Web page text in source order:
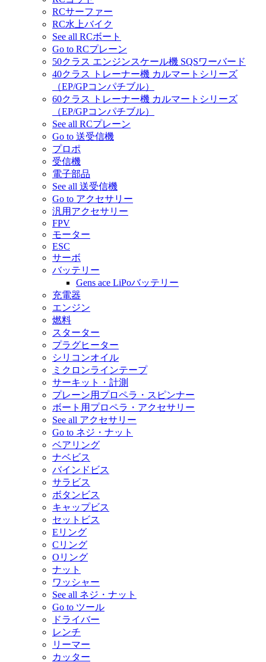
RCサーファー
RC水上バイク
See all RCボート
Go to RCプレーン
50クラス エンジンスケール機 SQSワーバード
40クラス トレーナー機 カルマートシリーズ
（EP/GPコンパチブル）
60クラス トレーナー機 カルマートシリーズ
（EP/GPコンパチブル）
See all RCプレーン
Go to 送受信機
プロポ
受信機
電子部品
See all 送受信機
Go to アクセサリー
汎用アクセサリー
FPV
モーター
ESC
サーボ
バッテリー
Gens ace LiPoバッテリー
充電器
エンジン
燃料
スターター
プラグヒーター
シリコンオイル
ミクロンラインテープ
サーキット・計測
プレーン用プロペラ・スピンナー
ボート用プロペラ・アクセサリー
See all アクセサリー
Go to ネジ・ナット
ベアリング
ナベビス
バインドビス
サラビス
ボタンビス
キャップビス
セットビス
Eリング
Cリング
Oリング
ナット
ワッシャー
See all ネジ・ナット
Go to ツール
ドライバー
レンチ
リーマー
カッター